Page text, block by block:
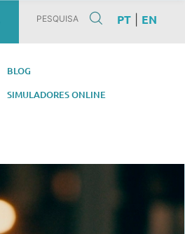
PT EN
BLOG
SIMULADORES ONLINE